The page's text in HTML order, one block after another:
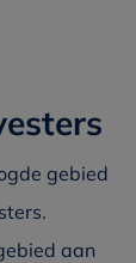
gebied
aan